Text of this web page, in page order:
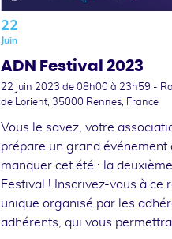
22
Juin
ADN Festival 2023
22 juin 2023 de 08h00 à 23h59 -
de Lorient, 35000 Rennes, France
Vous le savez, votre
prépare un grand événement
manquer cet été : la
Festival ! Inscrivez-vous à ce
unique organisé par les
adhérents, qui vous permettra